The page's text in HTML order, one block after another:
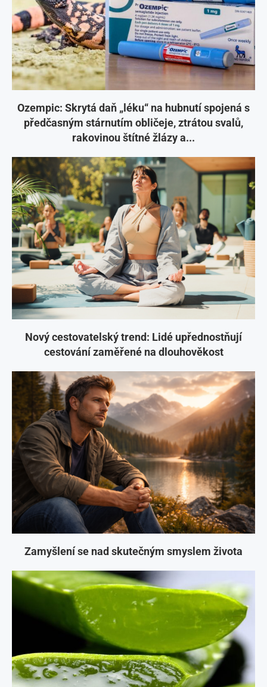
Ozempic: Skrytá daň „léku“ na hubnutí spojená s
předčasným stárnutím obličeje, ztrátou svalů,
rakovinou štítné žlázy a...
Nový cestovatelský trend: Lidé upřednostňují
cestování zaměřené na dlouhověkost
Zamyšlení se nad skutečným smyslem života